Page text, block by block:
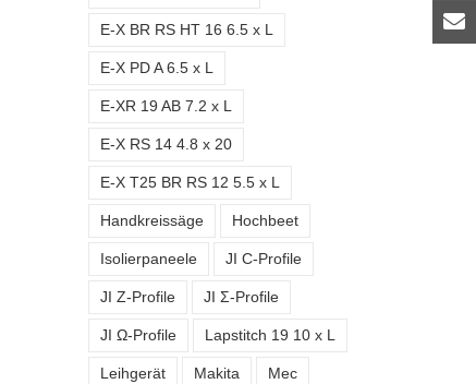
E-X BR RS HT 16 6.5 x L
E-X PD A 6.5 x L
E-XR 19 AB 7.2 x L
E-X RS 14 4.8 x 20
E-X T25 BR RS 12 5.5 x L
Handkreissäge Hochbeet
Isolierpaneele JI C-Profile
JI Z-Profile JI Σ-Profile
JI Ω-Profile Lapstitch 19 10 x L
Leihgerät Makita Mec